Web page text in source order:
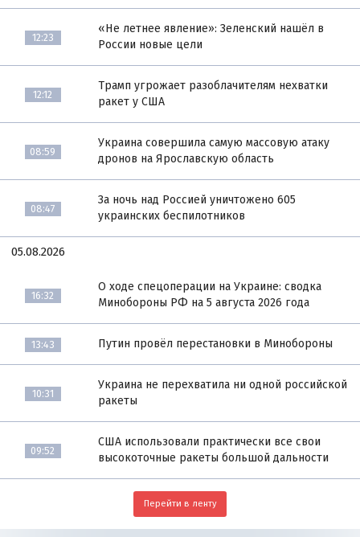
12:23
«Не летнее явление»: Зеленский нашёл в
России новые цели
12:12
Трамп угрожает разоблачителям нехватки
ракет у США
08:59
Украина совершила самую массовую атаку
дронов на Ярославскую область
08:47
За ночь над Россией уничтожено 605
украинских беспилотников
05.08.2026
16:32
О ходе спецоперации на Украине: сводка
Минобороны РФ на 5 августа 2026 года
13:43 Путин провёл перестановки в Минобороны
10:31
Украина не перехватила ни одной российской
ракеты
09:52
США использовали практически все свои
высокоточные ракеты большой дальности
Перейти в ленту